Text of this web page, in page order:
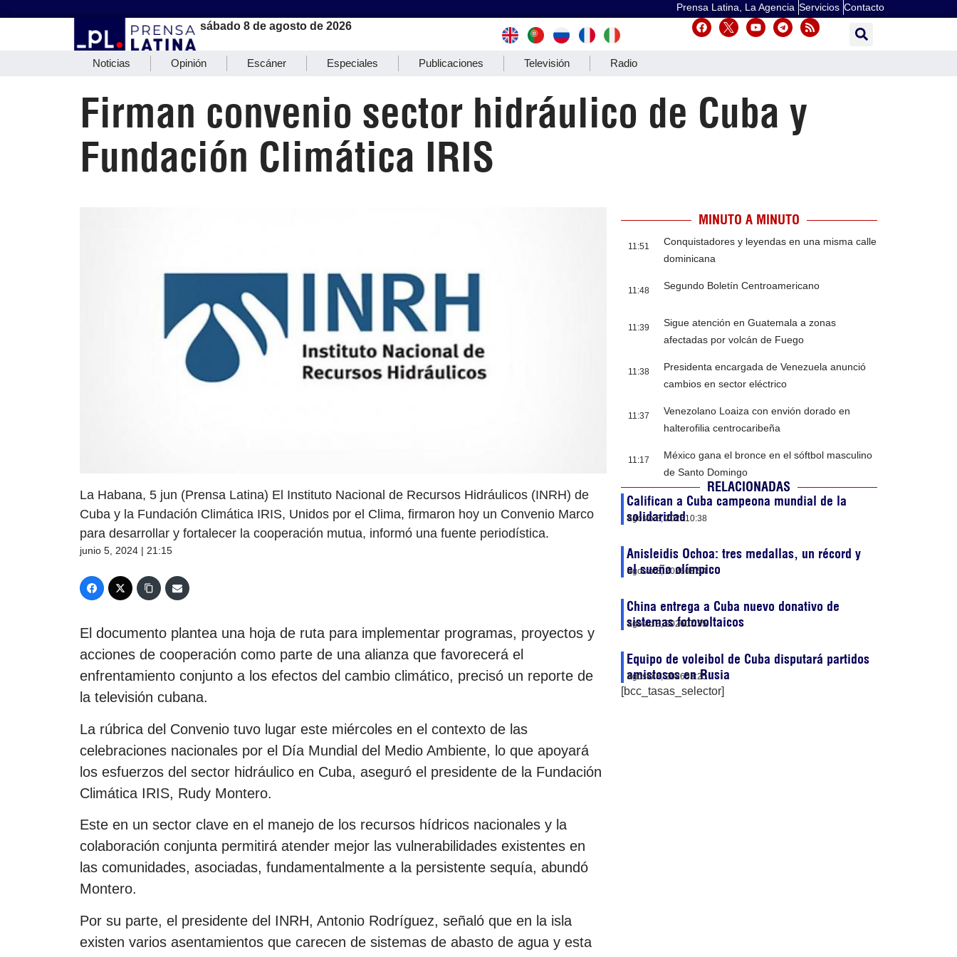
Prensa Latina, La Agencia Servicios Contacto
sábado 8 de agosto de 2026
Noticias Opinión Escáner Especiales Publicaciones Televisión Radio
Firman convenio sector hidráulico de Cuba y
Fundación Climática IRIS
La Habana, 5 jun (Prensa Latina) El Instituto Nacional de Recursos Hidráulicos (INRH) de
Cuba y la Fundación Climática IRIS, Unidos por el Clima, firmaron hoy un Convenio Marco
para desarrollar y fortalecer la cooperación mutua, informó una fuente periodística.
junio 5, 2024 | 21:15
El documento plantea una hoja de ruta para implementar programas, proyectos y
acciones de cooperación como parte de una alianza que favorecerá el
enfrentamiento conjunto a los efectos del cambio climático, precisó un reporte de
la televisión cubana.
La rúbrica del Convenio tuvo lugar este miércoles en el contexto de las
celebraciones nacionales por el Día Mundial del Medio Ambiente, lo que apoyará
los esfuerzos del sector hidráulico en Cuba, aseguró el presidente de la Fundación
Climática IRIS, Rudy Montero.
Este en un sector clave en el manejo de los recursos hídricos nacionales y la
colaboración conjunta permitirá atender mejor las vulnerabilidades existentes en
las comunidades, asociadas, fundamentalmente a la persistente sequía, abundó
Montero.
Por su parte, el presidente del INRH, Antonio Rodríguez, señaló que en la isla
existen varios asentamientos que carecen de sistemas de abasto de agua y esta
MINUTO A MINUTO
11:51
Conquistadores y leyendas en una misma calle
dominicana
11:48 Segundo Boletín Centroamericano
11:39
Sigue atención en Guatemala a zonas
afectadas por volcán de Fuego
11:38
Presidenta encargada de Venezuela anunció
cambios en sector eléctrico
11:37
Venezolano Loaiza con envión dorado en
halterofilia centrocaribeña
11:17
México gana el bronce en el sóftbol masculino
de Santo Domingo
RELACIONADAS
Califican a Cuba campeona mundial de la
solidaridad
agosto 8, 202610:38
Anisleidis Ochoa: tres medallas, un récord y
el sueño olímpico
agosto 8, 202608:54
China entrega a Cuba nuevo donativo de
sistemas fotovoltaicos
agosto 8, 202607:35
Equipo de voleibol de Cuba disputará partidos
amistosos en Rusia
agosto 8, 202603:25
[bcc_tasas_selector]